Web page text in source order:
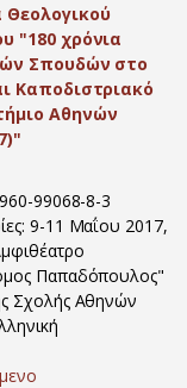
Θεολογικού
"180 χρόνια
Σπουδών στο
Καποδιστριακό
Αθηνών
99068-8-3
9-11 Μαΐου 2017,
Παπαδόπουλος"
Σχολής Αθηνών